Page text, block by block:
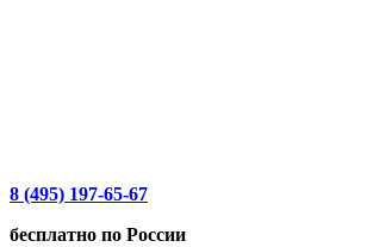
8 (495) 197-65-67
бесплатно по России